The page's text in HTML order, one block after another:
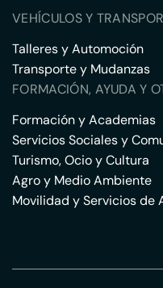
VEHÍCULOS Y
Talleres y Automoción
Transporte y Mudanzas
FORMACIÓN, AYUDA Y
Formación y Academias
Servicios Sociales y
Turismo, Ocio y Cultura
Agro y Medio Ambiente
Movilidad y Servicios de